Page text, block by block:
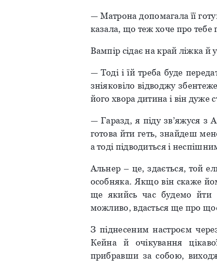
— Матрона допомагала її
казала, що теж хоче про тебе
Вампір сідає на край ліжка й
— Тоді і їй треба буде
зніяковіло відводжу
його хвора дитина і він дуже
— Гаразд, я піду зв’яжуся з
готова йти геть, знайдеш
а тоді підводиться і
Альнер – це, здається, той
особняка. Якщо він скаже
ще якийсь час будемо йти
можливо, вдасться ще про
З піднесеним настроєм
Кейна й очікування
прибравши за собою,